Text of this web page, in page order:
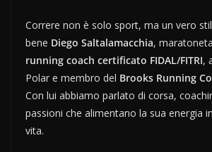
Correre non è solo sport, ma un vero
bene Diego Saltalamacchia,
running coach certificato FIDAL/FITRI,
Polar e membro del Brooks Running
Con lui abbiamo parlato di corsa,
passioni che alimentano la sua energia
vita.